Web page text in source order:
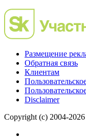
Размещение
Обратная связь
Клиентам
Disclaimer
Copyright (c) 2004-